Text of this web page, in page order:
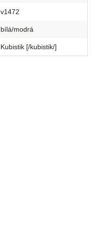
v1472
bílá/modrá
Kubistik [/kubistik/]